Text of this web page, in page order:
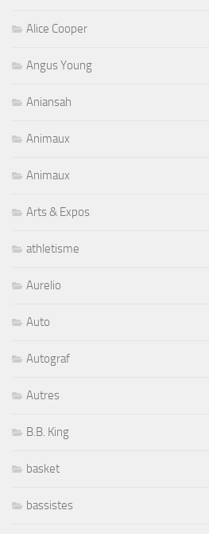
Alice Cooper
Angus Young
Aniansah
Animaux
Animaux
Arts & Expos
athletisme
Aurelio
Auto
Autograf
Autres
B.B. King
basket
bassistes